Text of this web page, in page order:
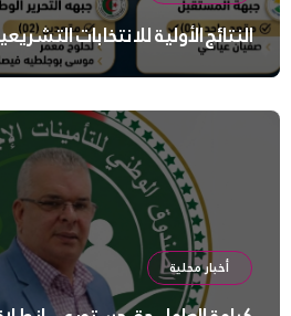
النتائج الأولية للانتخابات
أخبار محلية